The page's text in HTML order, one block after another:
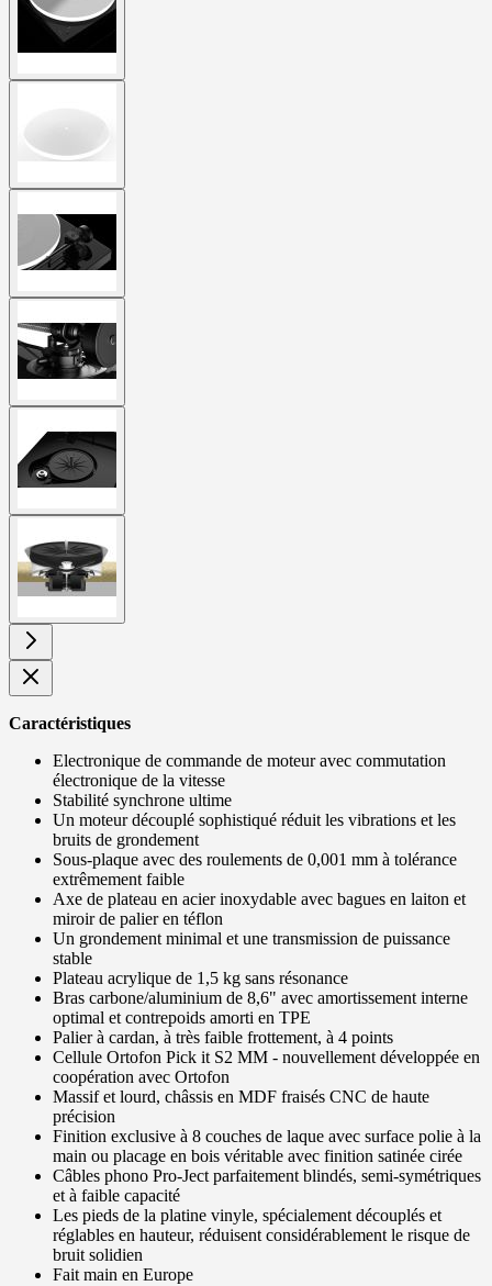
image
larger
larger
image
larger
image
larger
image
Caractéristiques
Electronique de commande de moteur avec commutation
électronique de la vitesse
Stabilité synchrone ultime
Un moteur découplé sophistiqué réduit les vibrations et les
bruits de grondement
Sous-plaque avec des roulements de 0,001 mm à tolérance
extrêmement faible
Axe de plateau en acier inoxydable avec bagues en laiton et
miroir de palier en téflon
Un grondement minimal et une transmission de puissance
stable
Plateau acrylique de 1,5 kg sans résonance
Bras carbone/aluminium de 8,6" avec amortissement interne
optimal et contrepoids amorti en TPE
Palier à cardan, à très faible frottement, à 4 points
Cellule Ortofon Pick it S2 MM - nouvellement développée en
coopération avec Ortofon
Massif et lourd, châssis en MDF fraisés CNC de haute
précision
Finition exclusive à 8 couches de laque avec surface polie à la
main ou placage en bois véritable avec finition satinée cirée
Câbles phono Pro-Ject parfaitement blindés, semi-symétriques
et à faible capacité
Les pieds de la platine vinyle, spécialement découplés et
réglables en hauteur, réduisent considérablement le risque de
bruit solidien
Fait main en Europe